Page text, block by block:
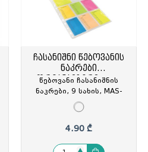
ჩასანიშნი წებოვანის
ნაკრები
ორგანაიზერი, MAS
წებოვანი ჩასანიშნის
ნაკრები, 9 სახის, MAS-
Daily Plan, ფერადი, MAS-
3675, MAS-367509
4.90 ₾